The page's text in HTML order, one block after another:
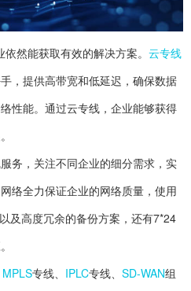
然能获取有效的解决方案。 云专线
，提供高带宽和低延迟，确保数据
性能。通过云专线，企业能够获得
务，关注不同企业的细分需求，实
络全力保证企业的网络质量，使用
及高度冗余的备份方案，还有7*24
MPLS专线、 IPLC专线、 SD-WAN组